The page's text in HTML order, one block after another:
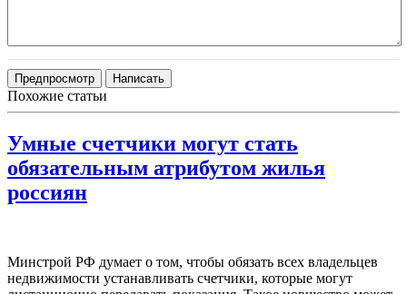
Похожие статьи
Умные счетчики могут стать
обязательным атрибутом жилья
россиян
Минстрой РФ думает о том, чтобы обязать всех владельцев
недвижимости устанавливать счетчики, которые могут